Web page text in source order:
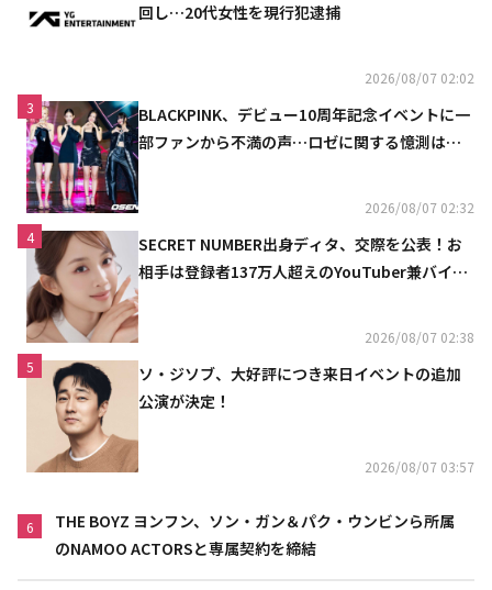
回し…20代女性を現行犯逮捕
2026/08/07 02:02
3
BLACKPINK、デビュー10周年記念イベントに一
部ファンから不満の声…ロゼに関する憶測は否
2026/08/07 02:32
4
SECRET NUMBER出身ディタ、交際を公表！お
相手は登録者137万人超えのYouTuber兼バイオ
2026/08/07 02:38
5
ソ・ジソブ、大好評につき来日イベントの追加
公演が決定！
2026/08/07 03:57
6
THE BOYZ ヨンフン、ソン・ガン＆パク・ウンビンら所属
のNAMOO ACTORSと専属契約を締結